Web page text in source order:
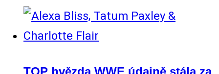
TOP hvězda WWE údajně stála za